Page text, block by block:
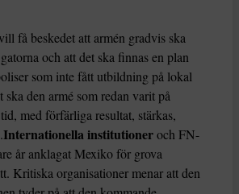
få beskedet att armén gradvis ska
och att det ska finnas en plan
som inte fått utbildning på lokal
den armé som redan varit på
med förfärliga resultat, stärkas,
Internationella institutioneroch FN-
år anklagat Mexiko för grova
Kritiska organisationer menar att den